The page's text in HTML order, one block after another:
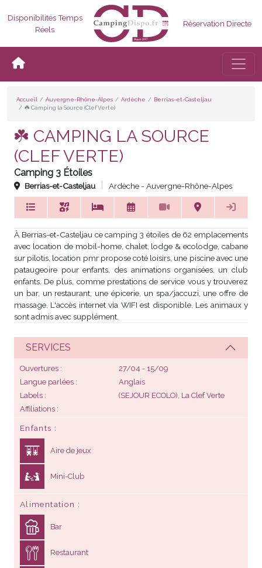
Disponibilités Temps
Réels
Réservation Directe
Accueil Auvergne-Rhône-Alpes Ardèche
Berrias-et-Casteljau
☘️ Camping la Source (Clef Verte)
☘️ CAMPING LA SOURCE
(CLEF VERTE)
Camping 3 Étoiles
Berrias-et-Casteljau Ardèche - Auvergne-Rhône-Alpes
À Berrias-et-Casteljau ce camping 3 étoiles de 62 emplacements
avec location de mobil-home, chalet, lodge & ecolodge, cabane
sur pilotis, location pmr propose coté loisirs, une piscine avec une
pataugeoire pour enfants, des animations organisées, un club
enfants. De plus, comme prestations de service vous y trouverez
un bar, un restaurant, une épicerie, un spa/jaccuzi, une offre de
massage. L'accès internet via WIFI est disponible. Les animaux y
sont admis avec supplément.
SERVICES
Ouvertures
27/04 - 15/09
Langue parlées
Anglais
Labels
(SEJOUR ECOLO), La Clef Verte
Affiliations
Enfants
Aire de jeux
Mini-Club
Alimentation
Bar
Restaurant